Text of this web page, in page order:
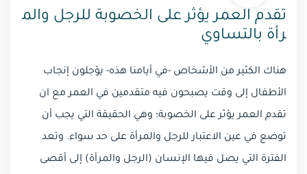
تقدم العمر يؤثر على الخصوبة للرجل والم
رأة بالتساوي
هناك الكثير من الأشخاص -في أيامنا هذه- يؤجلون إنجاب
الأطفال إلى وقت يصبحون فيه متقدمين في العمر مع ان
تقدم العمر يؤثر على الخصوبة؛ وهي الحقيقة التي يجب أن
توضع في عين الاعتبار للرجل والمرأة على حد سواء. وتعد
الفترة التي يصل فيها الإنسان (الرجل والمرأة) إلى أقصى